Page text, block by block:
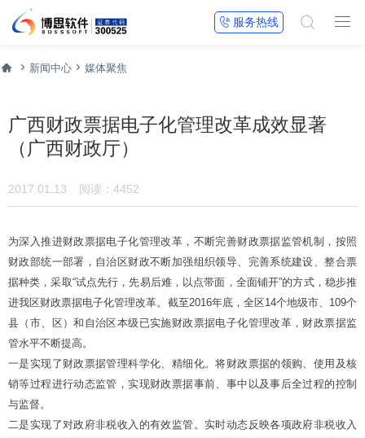

 服务热线 
  新闻中心  媒体聚焦
广西财政票据电子化管理改革成效显著
（广西财政厅）
2017.01.13 阅读：4452
为深入推进财政票据电子化管理改革，不断完善财政票据监管机制，按照
财政部统一部署，自治区财政不断加强组织领导、完善系统建设、整合票
据种类，采取“试点先行，先易后难，以点带面，全面铺开”的方式，稳步推
进我区财政票据电子化管理改革。截至2016年底，全区14个地级市、109个
县（市、区）和自治区本级已实施财政票据电子化管理改革，财政票据监
管水平不断提高。
一是实现了财政票据管理科学化、精细化。将财政票据的领购、使用及核
销等过程进行动态监管，实现财政票据事前、事中以及事后全过程的控制
与监督。
二是实现了对政府非税收入的有效监管。实时动态反映各项政府非税收入